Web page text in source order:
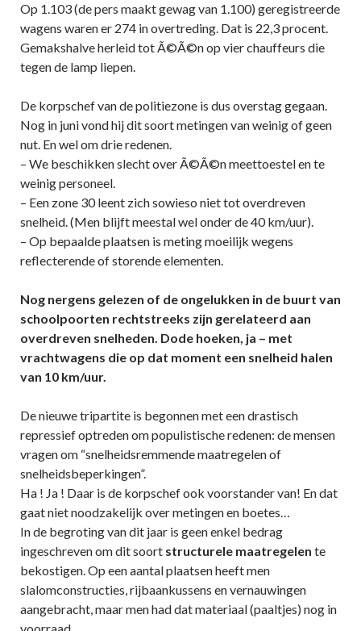
Op 1.103 (de pers maakt gewag van 1.100) geregistreerde
wagens waren er 274 in overtreding. Dat is 22,3 procent.
Gemakshalve herleid tot Ã©Ã©n op vier chauffeurs die
tegen de lamp liepen.
De korpschef van de politiezone is dus overstag gegaan.
Nog in juni vond hij dit soort metingen van weinig of geen
nut. En wel om drie redenen.
– We beschikken slecht over Ã©Ã©n meettoestel en te
weinig personeel.
– Een zone 30 leent zich sowieso niet tot overdreven
snelheid. (Men blijft meestal wel onder de 40 km/uur).
– Op bepaalde plaatsen is meting moeilijk wegens
reflecterende of storende elementen.
Nog nergens gelezen of de ongelukken in de buurt van
schoolpoorten rechtstreeks zijn gerelateerd aan
overdreven snelheden. Dode hoeken, ja – met
vrachtwagens die op dat moment een snelheid halen
van 10 km/uur.
De nieuwe tripartite is begonnen met een drastisch
repressief optreden om populistische redenen: de mensen
vragen om “snelheidsremmende maatregelen of
snelheidsbeperkingen”.
Ha ! Ja ! Daar is de korpschef ook voorstander van! En dat
gaat niet noodzakelijk over metingen en boetes…
In de begroting van dit jaar is geen enkel bedrag
ingeschreven om dit soort structurele maatregelen te
bekostigen. Op een aantal plaatsen heeft men
slalomconstructies, rijbaankussens en vernauwingen
aangebracht, maar men had dat materiaal (paaltjes) nog in